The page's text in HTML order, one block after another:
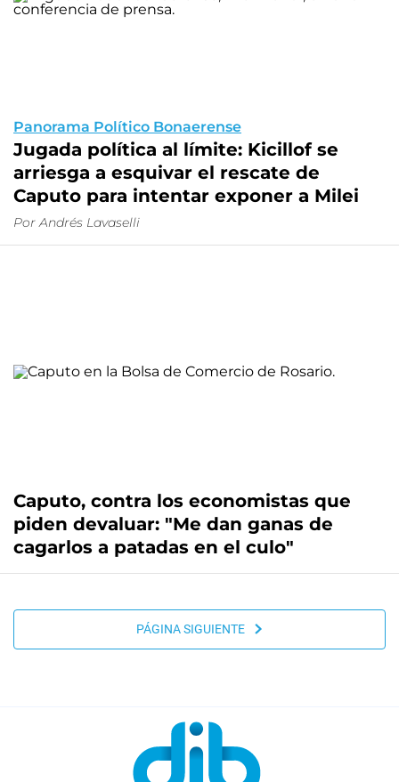
Panorama Político Bonaerense
Jugada política al límite: Kicillof se
arriesga a esquivar el rescate de
Caputo para intentar exponer a Milei
Por Andrés Lavaselli
Caputo, contra los economistas que
piden devaluar: "Me dan ganas de
cagarlos a patadas en el culo"
PÁGINA SIGUIENTE